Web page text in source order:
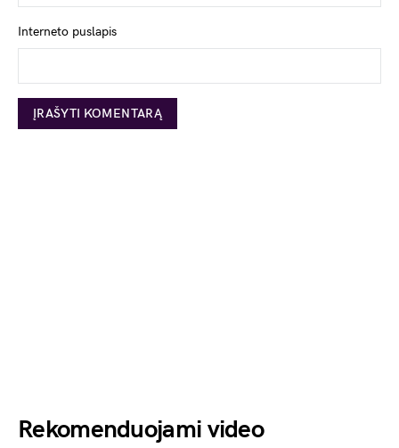
Interneto puslapis
Rekomenduojami video